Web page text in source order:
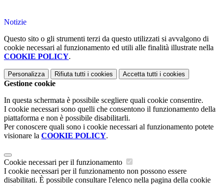
Notizie
Questo sito o gli strumenti terzi da questo utilizzati si avvalgono di
cookie necessari al funzionamento ed utili alle finalità illustrate nella
COOKIE POLICY.
Personalizza Rifiuta tutti i cookies Accetta tutti i cookies
Gestione cookie
In questa schermata è possibile scegliere quali cookie consentire.
I cookie necessari sono quelli che consentono il funzionamento della
piattaforma e non è possibile disabilitarli.
Per conoscere quali sono i cookie necessari al funzionamento potete
visionare la COOKIE POLICY.
Cookie necessari per il funzionamento
I cookie necessari per il funzionamento non possono essere
disabilitati. È possibile consultare l'elenco nella pagina della cookie